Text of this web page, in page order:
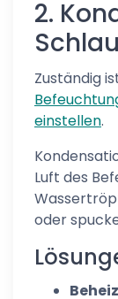
2.
Zuständig
einstellen.
Luft des
oder